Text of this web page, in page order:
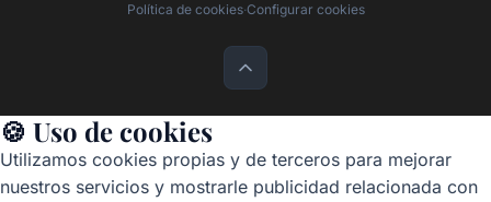
Política de cookies·Configurar cookies
🍪 Uso de cookies
Utilizamos cookies propias y de terceros para mejorar
nuestros servicios y mostrarle publicidad relacionada con